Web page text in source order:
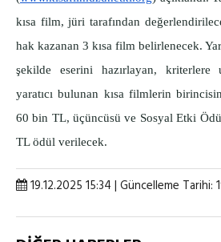
kısa film, jüri tarafından
hak kazanan 3 kısa film belirlenecek.
şekilde eserini hazırlayan, kriterlere
yaratıcı bulunan kısa filmlerin
60 bin TL, üçüncüsü ve Sosyal Etki
TL ödül verilecek.
19.12.2025 15:34 | Güncelleme Tarihi: